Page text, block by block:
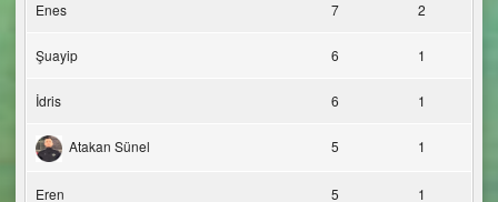
Enes 7 2
Şuayip 6 1
İdris 6 1
Atakan Sünel 5 1
Eren 5 1